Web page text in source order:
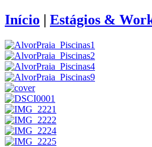
Início | Estágios &